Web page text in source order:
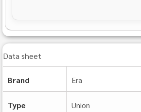
Data sheet
Brand Era
Type Union